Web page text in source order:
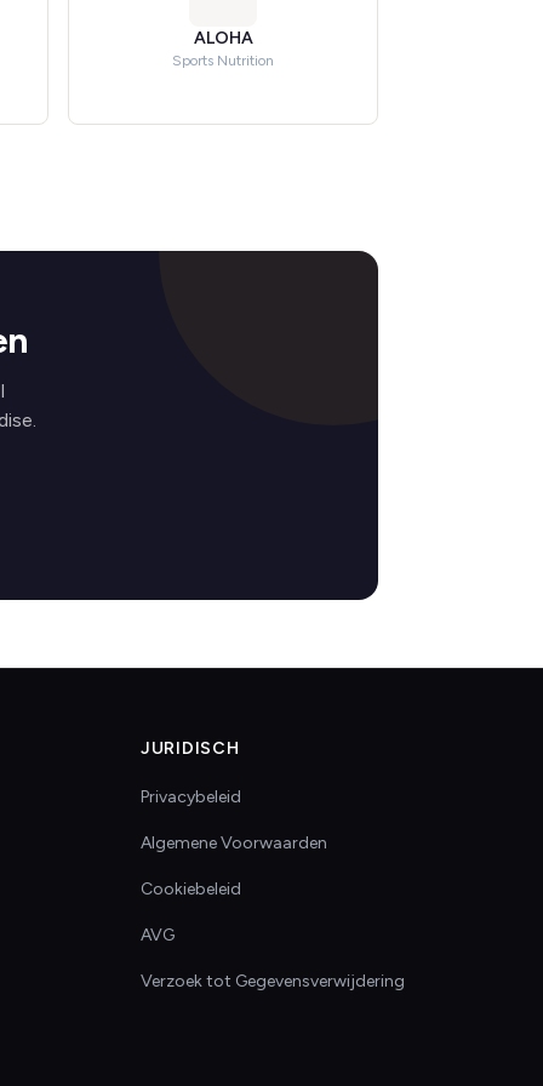
ALOHA
Sports Nutrition
JURIDISCH
Privacybeleid
Algemene Voorwaarden
Cookiebeleid
AVG
Verzoek tot Gegevensverwijdering